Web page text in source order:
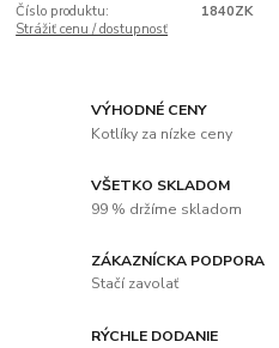
Číslo produktu:
1840ZK
Strážiť cenu / dostupnosť
VÝHODNÉ CENY
Kotlíky za nízke ceny
VŠETKO SKLADOM
99 % držíme skladom
ZÁKAZNÍCKA PODPORA
Stačí zavolať
RÝCHLE DODANIE